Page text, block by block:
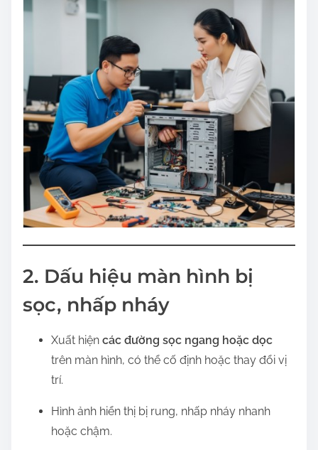
o
2. Dấu hiệu màn hình bị
sọc, nhấp nháy
Xuất hiện các đường sọc ngang hoặc dọc
trên màn hình, có thể cố định hoặc thay đổi vị
trí.
Hình ảnh hiển thị bị rung, nhấp nháy nhanh
hoặc chậm.